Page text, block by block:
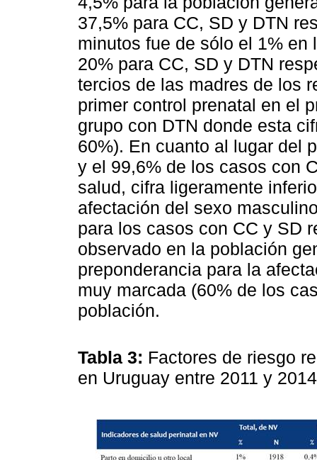
37,5% para CC, SD y DTN
minutos fue de sólo el 1% en
20% para CC, SD y DTN
tercios de las madres de los
primer control prenatal en el
grupo con DTN donde esta
60%). En cuanto al lugar del
y el 99,6% de los casos con
salud, cifra ligeramente
afectación del sexo
para los casos con CC y SD
observado en la población
preponderancia para la
muy marcada (60% de los
población.
Tabla 3: Factores de riesgo
en Uruguay entre 2011 y